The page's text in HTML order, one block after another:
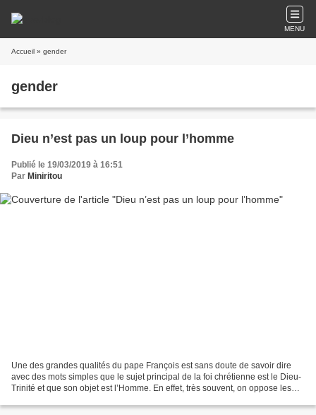
MENU
Accueil » gender
gender
Dieu n’est pas un loup pour l’homme
Publié le 19/03/2019 à 16:51
Par Miniritou
Une des grandes qualités du pape François est sans doute de savoir dire
avec des mots simples que le sujet principal de la foi chrétienne est le Dieu-
Trinité et que son objet est l’Homme. En effet, très souvent, on oppose les